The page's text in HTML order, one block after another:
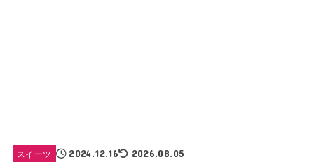
スイーツ 2024.12.16 2026.08.05